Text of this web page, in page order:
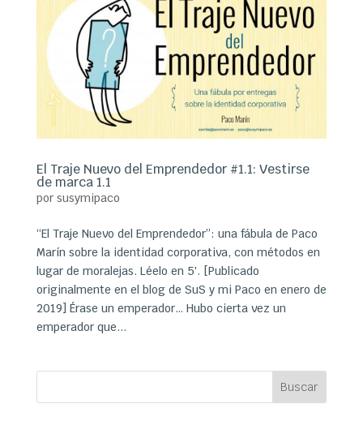
El Traje Nuevo del Emprendedor #1.1: Vestirse
de marca 1.1
por susymipaco
“El Traje Nuevo del Emprendedor”: una fábula de Paco
Marín sobre la identidad corporativa, con métodos en
lugar de moralejas. Léelo en 5′. [Publicado
originalmente en el blog de SuS y mi Paco en enero de
2019] Érase un emperador… Hubo cierta vez un
emperador que...